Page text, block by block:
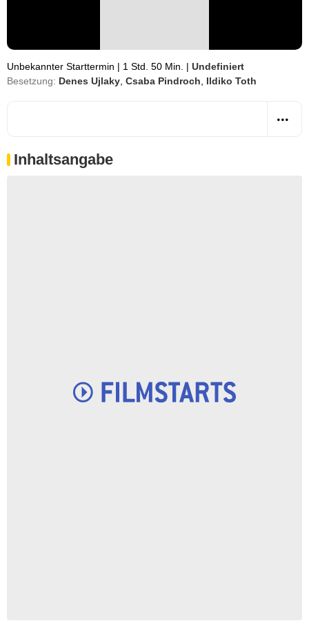
Unbekannter Starttermin | 1 Std. 50 Min. | Undefiniert
Besetzung: Denes Ujlaky Csaba Pindroch Ildiko Toth
Inhaltsangabe